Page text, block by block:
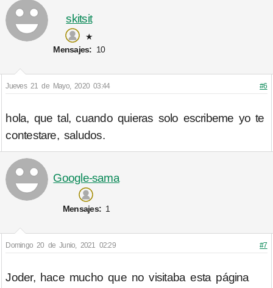
skitsit
★
Mensajes: 10
Jueves 21 de Mayo, 2020 03:44 #6
hola, que tal, cuando quieras solo escribeme yo te
contestare, saludos.
Google-sama
Mensajes: 1
Domingo 20 de Junio, 2021 02:29 #7
Joder, hace mucho que no visitaba esta página